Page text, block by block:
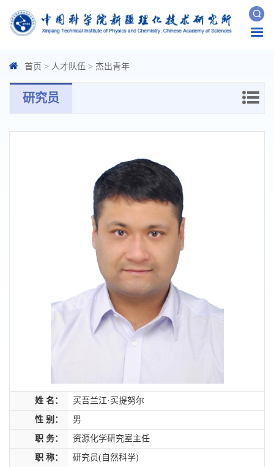
首页 > 人才队伍 > 杰出青年
研究员
姓 名： 买吾兰江·买提努尔
性 别： 男
职 务： 资源化学研究室主任
职 称： 研究员(自然科学)